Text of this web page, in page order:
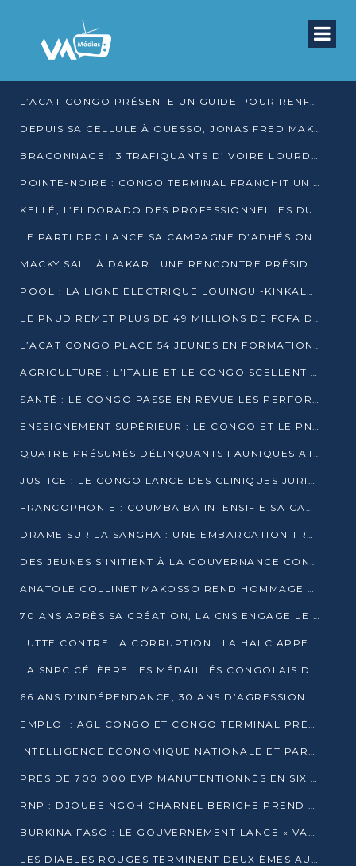
L’ACAT CONGO PRÉSENTE UN GUIDE POUR RENFORCER LES GARANTIES JUDICIAIRES EN GARDE À VUE
DEPUIS SA CELLULE À OUESSO, JONAS FRED MAKITA DÉNONCE CE QU’IL QUALIFIE DE DÉNI DE JUSTICE
BRACONNAGE : 3 TRAFIQUANTS D’IVOIRE LOURDEMENT CONDAMNÉS À DJAMBALA
POINTE-NOIRE : CONGO TERMINAL FRANCHIT UN CAP HISTORIQUE AVEC 99 MOUVEMENTS/HEURE
KELLÉ, L’ELDORADO DES PROFESSIONNELLES DU SEXE
LE PARTI DPC LANCE SA CAMPAGNE D’ADHÉSIONS ET VEUT STRUCTURER SA PRÉSENCE DANS LES 15 DÉPARTEMENTS
MACKY SALL À DAKAR : UNE RENCONTRE PRÉSIDENTIELLE QUI DIVISE L’OPINION SÉNÉGALAISE
POOL : LA LIGNE ÉLECTRIQUE LOUINGUI-KINKALA-BOKO MISE EN SERVICE
LE PNUD REMET PLUS DE 49 MILLIONS DE FCFA D’ÉQUIPEMENTS POUR ACCÉLÉRER LA NUMÉRISATION DU SYSTÈME DE SANTÉ
L’ACAT CONGO PLACE 54 JEUNES EN FORMATION PROFESSIONNELLE
AGRICULTURE : L’ITALIE ET LE CONGO SCELLENT UN PARTENARIAT POUR UNE PRODUCTION LOCALE DURABLE
SANTÉ : LE CONGO PASSE EN REVUE LES PERFORMANCES DE SES HÔPITAUX À MI-PARCOURS
ENSEIGNEMENT SUPÉRIEUR : LE CONGO ET LE PNUD VEULENT RAPPROCHER LA FORMATION UNIVERSITAIRE DES BESOINS DU MARCHÉ DE L’EMPLOI
QUATRE PRÉSUMÉS DÉLINQUANTS FAUNIQUES ATTENDUS DEVANT LA JUSTICE POUR TRAFIC D’IVOIRE
JUSTICE : LE CONGO LANCE DES CLINIQUES JURIDIQUES POUR RAPPROCHER LE DROIT DES CITOYENS
FRANCOPHONIE : COUMBA BA INTENSIFIE SA CAMPAGNE POUR LA SUCCESSION À LA TÊTE DE L’OIF
DRAME SUR LA SANGHA : UNE EMBARCATION TRANSPORTANT DES FIDÈLES DE « NZAMBÉ YA L’HUILE » FAIT NAUFRAGE À OUESSO
DES JEUNES S’INITIENT À LA GOUVERNANCE CONTINENTALE À BRAZZAVILLE
ANATOLE COLLINET MAKOSSO REND HOMMAGE À JEAN-PAUL PIGASSE
70 ANS APRÈS SA CRÉATION, LA CNS ENGAGE LE VIRAGE DE LA DIGITALISATION
LUTTE CONTRE LA CORRUPTION : LA HALC APPELLE À PASSER DES DISCOURS AUX ACTES
LA SNPC CÉLÈBRE LES MÉDAILLÉS CONGOLAIS DES OLYMPIADES PANAFRICAINES DE MATHÉMATIQUES 2026
66 ANS D’INDÉPENDANCE, 30 ANS D’AGRESSION RWANDAISE : 4 PRÉSIDENCES, UN ÉCHEC COLLECTIF
EMPLOI : AGL CONGO ET CONGO TERMINAL PRÉSÉLECTIONNENT PLUS DE 70 JEUNES À POINTE-NOIRE
INTELLIGENCE ÉCONOMIQUE NATIONALE ET PARTENARIATS INTERNATIONAUX : VERS UNE DOCTRINE SOUVERAINE DE SÉCURITÉ ÉCONOMIQUE
PRÈS DE 700 000 EVP MANUTENTIONNÉS EN SIX MOIS PAR CONGO TERMINAL
RNP : DJOUBE NGOH CHARNEL BERICHE PREND LES RÊNES DU PARTI
BURKINA FASO : LE GOUVERNEMENT LANCE « VACANCES UTILES 2026 » POUR FORMER LES ÉLÈVES À 15 MÉTIERS
LES DIABLES ROUGES TERMINENT DEUXIÈMES AU CHAMPIONNAT D’AFRIQUE ZONE 3